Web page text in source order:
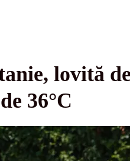
lovită
36°C